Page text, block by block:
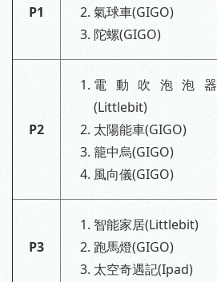
P1
氣球車(GIGO)
陀螺(GIGO)
P2
電動吹泡泡器
(Littlebit)
太陽能車(GIGO)
籠中烏(GIGO)
風向儀(GIGO)
P3
智能家居(Littlebit)
跑馬燈(GIGO)
太空奇遇記(Ipad)